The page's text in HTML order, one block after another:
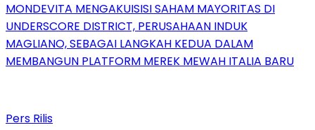
MONDEVITA MENGAKUISISI SAHAM MAYORITAS DI
UNDERSCORE DISTRICT, PERUSAHAAN INDUK
MAGLIANO, SEBAGAI LANGKAH KEDUA DALAM
MEMBANGUN PLATFORM MEREK MEWAH ITALIA BARU
Pers Rilis